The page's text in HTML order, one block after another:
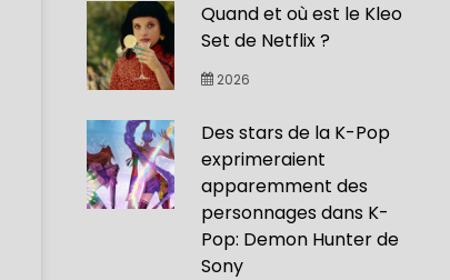
Quand et où est le Kleo
Set de Netflix ?
2026
Des stars de la K-Pop
exprimeraient
apparemment des
personnages dans K-
Pop: Demon Hunter de
Sony